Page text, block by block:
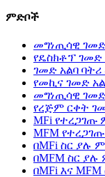
ምድቦች
መግነጢሳዊ ገመድ
የዴስክቶፕ
ገመድ አልባ
የመኪና ገመድ
መግነጢሳዊ
የረጅም ርቀት
MFi የተረጋገጡ
MFM
በMFi ስር ያሉ
በMFM ስር
በMFi እና